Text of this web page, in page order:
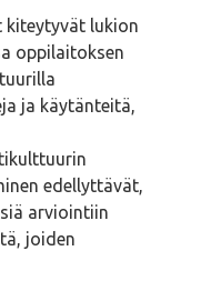
lukion
oppilaitoksen
ja käytänteitä,
edellyttävät,
arviointiin
joiden